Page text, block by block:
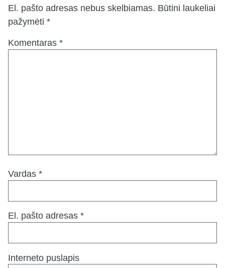
El. pašto adresas nebus skelbiamas. Būtini laukeliai
pažymėti *
Komentaras *
Vardas *
El. pašto adresas *
Interneto puslapis